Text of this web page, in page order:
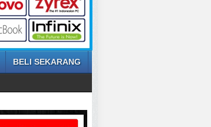
BELI SEKARANG